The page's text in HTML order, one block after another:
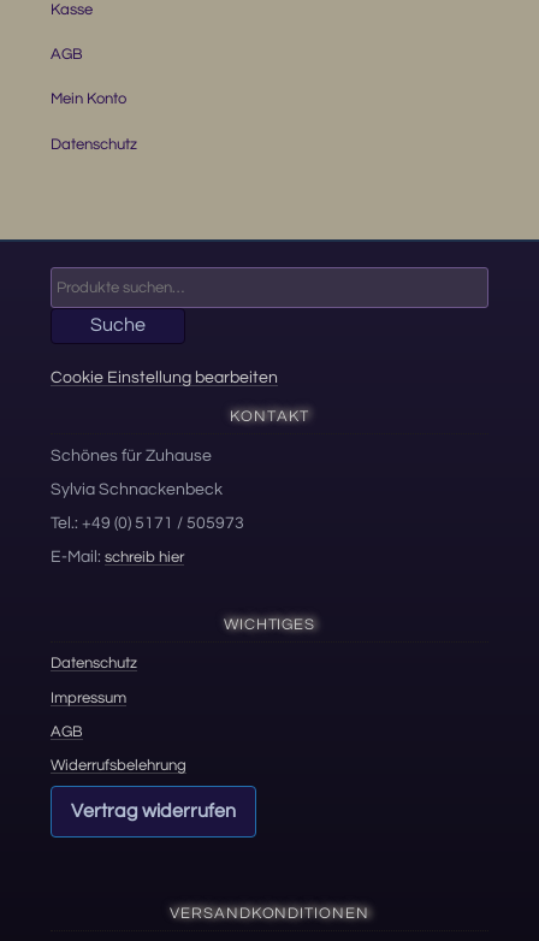
Kasse
AGB
Mein Konto
Datenschutz
Suche
nach:
Suche
Cookie Einstellung bearbeiten
KONTAKT
Schönes für Zuhause
Sylvia Schnackenbeck
Tel.: +49 (0) 5171 / 505973
E-Mail:schreib hier
WICHTIGES
Datenschutz
Impressum
AGB
Widerrufsbelehrung
Vertrag widerrufen
VERSANDKONDITIONEN